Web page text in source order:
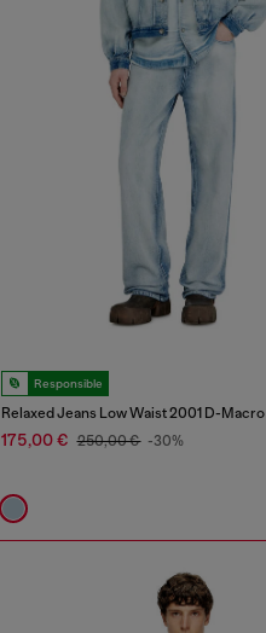
Responsible
Relaxed Jeans Low Waist 2001 D-Macro
175,00 € 250,00 € -30%